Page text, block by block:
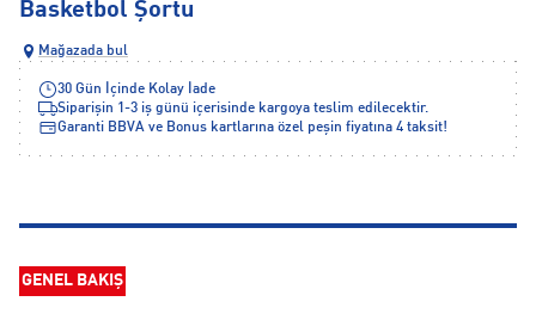
Basketbol Şortu
Mağazada bul
30 Gün İçinde Kolay İade
Siparişin 1-3 iş günü içerisinde kargoya teslim edilecektir.
Garanti BBVA ve Bonus kartlarına özel peşin fiyatına 4 taksit!
GENEL BAKIŞ